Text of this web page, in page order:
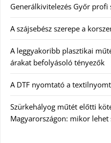
Generálkivitelezés Győr profi
A szájsebész szerepe a
A leggyakoribb plasztikai
árakat befolyásoló tényezők
A DTF nyomtató a
Szürkehályog műtét előtti
Magyarországon: mikor lehet